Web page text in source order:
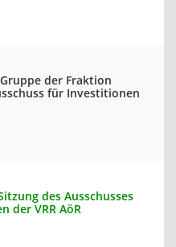
der Fraktion
für Investitionen
des Ausschusses
der VRR AöR